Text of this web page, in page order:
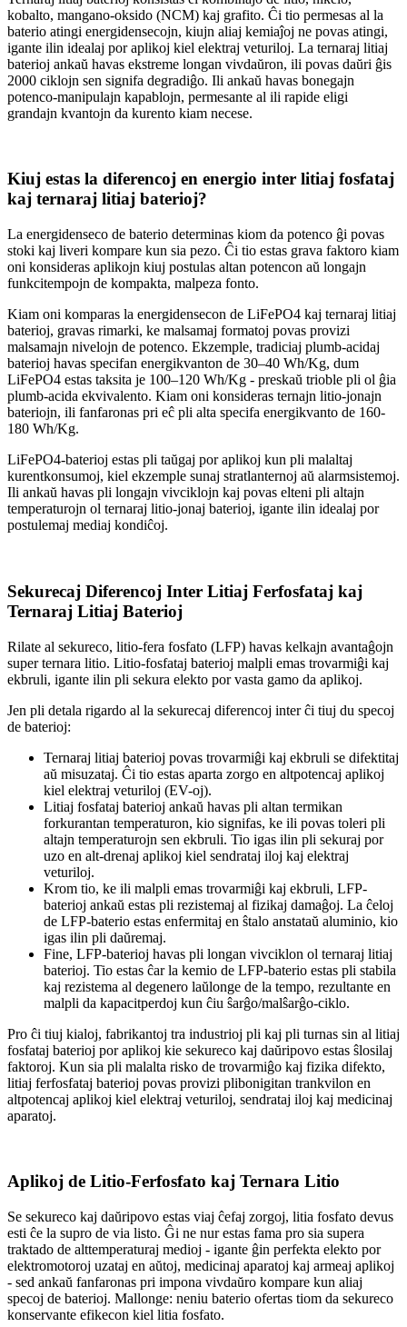
kobalto, mangano-oksido (NCM) kaj grafito. Ĉi tio permesas al la
baterio atingi energidensecojn, kiujn aliaj kemiaĵoj ne povas atingi,
igante ilin idealaj por aplikoj kiel elektraj veturiloj. La ternaraj litiaj
baterioj ankaŭ havas ekstreme longan vivdaŭron, ili povas daŭri ĝis
2000 ciklojn sen signifa degradiĝo. Ili ankaŭ havas bonegajn
potenco-manipulajn kapablojn, permesante al ili rapide eligi
grandajn kvantojn da kurento kiam necese.
Kiuj estas la diferencoj en energio inter litiaj fosfataj
kaj ternaraj litiaj baterioj?
La energidenseco de baterio determinas kiom da potenco ĝi povas
stoki kaj liveri kompare kun sia pezo. Ĉi tio estas grava faktoro kiam
oni konsideras aplikojn kiuj postulas altan potencon aŭ longajn
funkcitempojn de kompakta, malpeza fonto.
Kiam oni komparas la energidensecon de LiFePO4 kaj ternaraj litiaj
baterioj, gravas rimarki, ke malsamaj formatoj povas provizi
malsamajn nivelojn de potenco. Ekzemple, tradiciaj plumb-acidaj
baterioj havas specifan energikvanton de 30–40 Wh/Kg, dum
LiFePO4 estas taksita je 100–120 Wh/Kg - preskaŭ trioble pli ol ĝia
plumb-acida ekvivalento. Kiam oni konsideras ternajn litio-jonajn
bateriojn, ili fanfaronas pri eĉ pli alta specifa energikvanto de 160-
180 Wh/Kg.
LiFePO4-baterioj estas pli taŭgaj por aplikoj kun pli malaltaj
kurentkonsumoj, kiel ekzemple sunaj stratlanternoj aŭ alarmsistemoj.
Ili ankaŭ havas pli longajn vivciklojn kaj povas elteni pli altajn
temperaturojn ol ternaraj litio-jonaj baterioj, igante ilin idealaj por
postulemaj mediaj kondiĉoj.
Sekurecaj Diferencoj Inter Litiaj Ferfosfataj kaj
Ternaraj Litiaj Baterioj
Rilate al sekureco, litio-fera fosfato (LFP) havas kelkajn avantaĝojn
super ternara litio. Litio-fosfataj baterioj malpli emas trovarmiĝi kaj
ekbruli, igante ilin pli sekura elekto por vasta gamo da aplikoj.
Jen pli detala rigardo al la sekurecaj diferencoj inter ĉi tiuj du specoj
de baterioj:
Ternaraj litiaj baterioj povas trovarmiĝi kaj ekbruli se difektitaj
aŭ misuzataj. Ĉi tio estas aparta zorgo en altpotencaj aplikoj
kiel elektraj veturiloj (EV-oj).
Litiaj fosfataj baterioj ankaŭ havas pli altan termikan
forkurantan temperaturon, kio signifas, ke ili povas toleri pli
altajn temperaturojn sen ekbruli. Tio igas ilin pli sekuraj por
uzo en alt-drenaj aplikoj kiel sendrataj iloj kaj elektraj
veturiloj.
Krom tio, ke ili malpli emas trovarmiĝi kaj ekbruli, LFP-
baterioj ankaŭ estas pli rezistemaj al fizikaj damaĝoj. La ĉeloj
de LFP-baterio estas enfermitaj en ŝtalo anstataŭ aluminio, kio
igas ilin pli daŭremaj.
Fine, LFP-baterioj havas pli longan vivciklon ol ternaraj litiaj
baterioj. Tio estas ĉar la kemio de LFP-baterio estas pli stabila
kaj rezistema al degenero laŭlonge de la tempo, rezultante en
malpli da kapacitperdoj kun ĉiu ŝarĝo/malŝarĝo-ciklo.
Pro ĉi tiuj kialoj, fabrikantoj tra industrioj pli kaj pli turnas sin al litiaj
fosfataj baterioj por aplikoj kie sekureco kaj daŭripovo estas ŝlosilaj
faktoroj. Kun sia pli malalta risko de trovarmiĝo kaj fizika difekto,
litiaj ferfosfataj baterioj povas provizi plibonigitan trankvilon en
altpotencaj aplikoj kiel elektraj veturiloj, sendrataj iloj kaj medicinaj
aparatoj.
Aplikoj de Litio-Ferfosfato kaj Ternara Litio
Se sekureco kaj daŭripovo estas viaj ĉefaj zorgoj, litia fosfato devus
esti ĉe la supro de via listo. Ĝi ne nur estas fama pro sia supera
traktado de alttemperaturaj medioj - igante ĝin perfekta elekto por
elektromotoroj uzataj en aŭtoj, medicinaj aparatoj kaj armeaj aplikoj
- sed ankaŭ fanfaronas pri impona vivdaŭro kompare kun aliaj
specoj de baterioj. Mallonge: neniu baterio ofertas tiom da sekureco
konservante efikecon kiel litia fosfato.